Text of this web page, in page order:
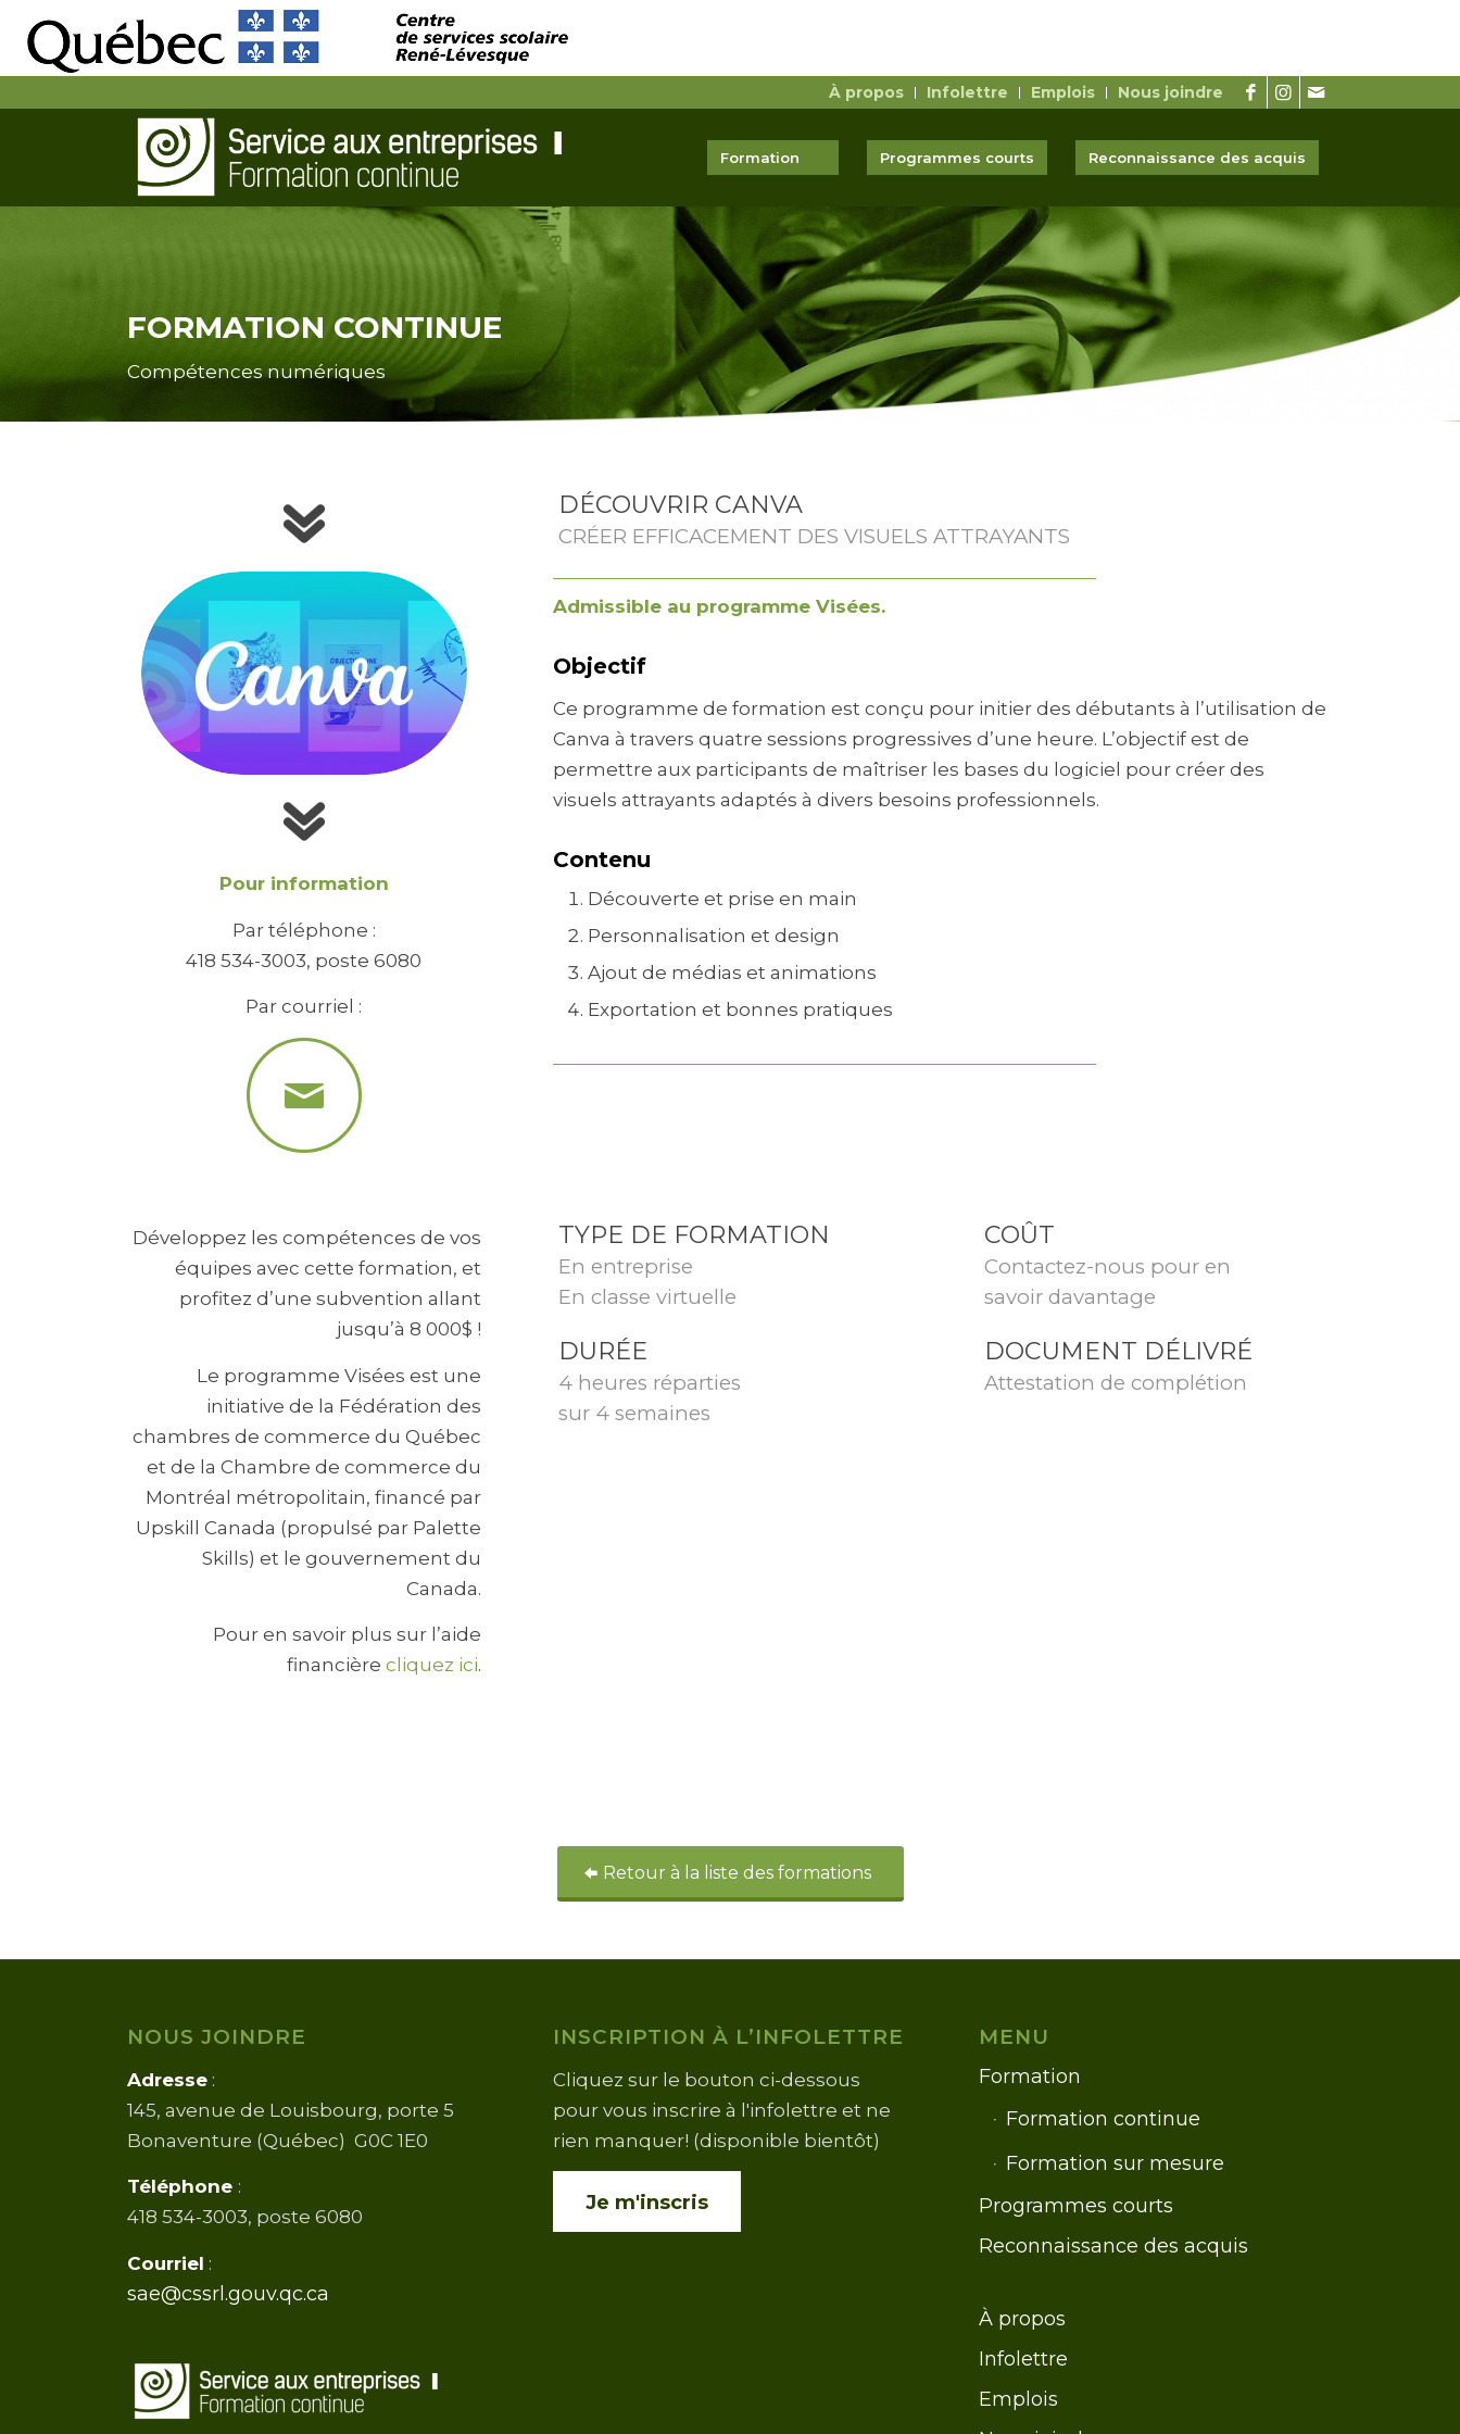
À propos Infolettre Emplois Nous joindre
Formation Programmes courts Reconnaissance des acquis
FORMATION CONTINUE
Compétences numériques
Pour information
Par téléphone :
418 534-3003, poste 6080
Par courriel :
DÉCOUVRIR CANVA
CRÉER EFFICACEMENT DES VISUELS ATTRAYANTS
Admissible au programme Visées.
Objectif
Ce programme de formation est conçu pour initier des débutants à l’utilisation de
Canva à travers quatre sessions progressives d’une heure. L’objectif est de
permettre aux participants de maîtriser les bases du logiciel pour créer des
visuels attrayants adaptés à divers besoins professionnels.
Contenu
Découverte et prise en main
Personnalisation et design
Ajout de médias et animations
Exportation et bonnes pratiques
Développez les compétences de vos
équipes avec cette formation, et
profitez d’une subvention allant
jusqu’à 8 000$ !
Le programme Visées est une
initiative de la Fédération des
chambres de commerce du Québec
et de la Chambre de commerce du
Montréal métropolitain, financé par
Upskill Canada (propulsé par Palette
Skills) et le gouvernement du
Canada.
Pour en savoir plus sur l’aide
financière cliquez ici.
TYPE DE FORMATION
En entreprise
En classe virtuelle
DURÉE
4 heures réparties
sur 4 semaines
COÛT
Contactez-nous pour en
savoir davantage
DOCUMENT DÉLIVRÉ
Attestation de complétion
Retour à la liste des formations
NOUS JOINDRE
Adresse :
145, avenue de Louisbourg, porte 5
Bonaventure (Québec) G0C 1E0
Téléphone :
418 534-3003, poste 6080
Courriel :
sae@cssrl.gouv.qc.ca
INSCRIPTION À L’INFOLETTRE
Cliquez sur le bouton ci-dessous
pour vous inscrire à l'infolettre et ne
rien manquer! (disponible bientôt)
Je m'inscris
MENU
Formation
Formation continue
Formation sur mesure
Programmes courts
Reconnaissance des acquis
À propos
Infolettre
Emplois